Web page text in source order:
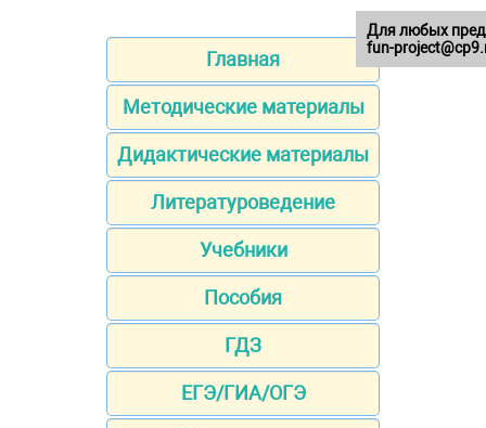
Главная
Методические материалы
Дидактические материалы
Литературоведение
Учебники
Пособия
ГДЗ
ЕГЭ/ГИА/ОГЭ
Для любых
fun-